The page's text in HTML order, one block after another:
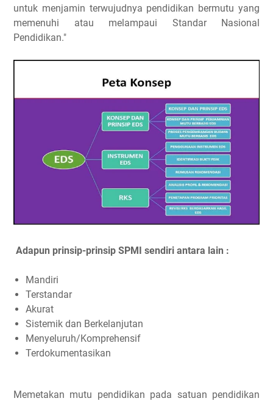
untuk menjamin terwujudnya pendidikan bermutu yang
memenuhi atau melampaui Standar Nasional
Pendidikan."
Adapun prinsip-prinsip SPMI sendiri antara lain :
Mandiri
Terstandar
Akurat
Sistemik dan Berkelanjutan
Menyeluruh/Komprehensif
Terdokumentasikan
Memetakan mutu pendidikan pada satuan pendidikan